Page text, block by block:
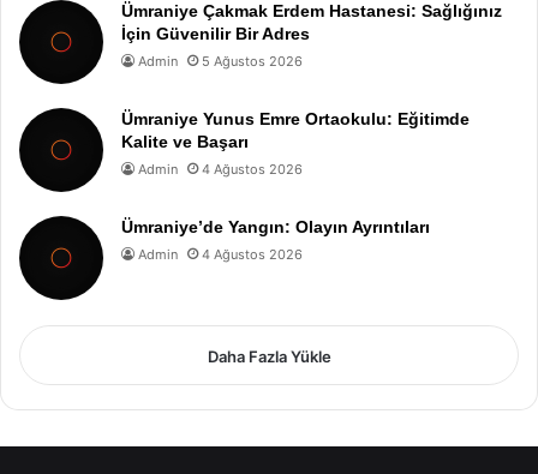
Ümraniye Çakmak Erdem Hastanesi: Sağlığınız
İçin Güvenilir Bir Adres
Admin 5 Ağustos 2026
Ümraniye Yunus Emre Ortaokulu: Eğitimde
Kalite ve Başarı
Admin 4 Ağustos 2026
Ümraniye’de Yangın: Olayın Ayrıntıları
Admin 4 Ağustos 2026
Daha Fazla Yükle